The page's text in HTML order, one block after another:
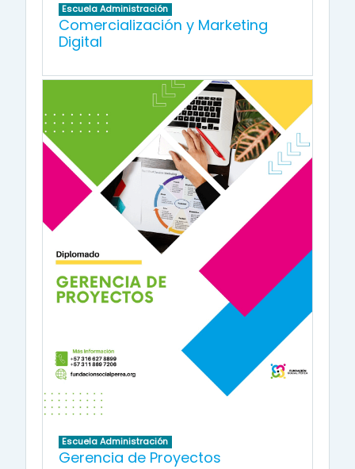
Escuela Administración
Comercialización y Marketing
Digital
Escuela Administración
Gerencia de Proyectos